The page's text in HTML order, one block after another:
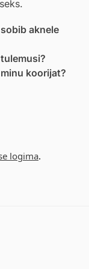
aknele
koorijat?
logima.